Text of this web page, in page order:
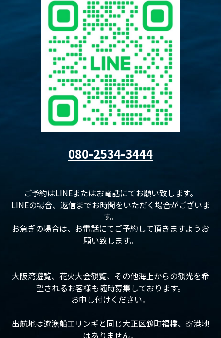
080-2534-3444
ご予約はLINEまたはお電話にてお願い致します。
LINEの場合、返信までお時間をいただく場合がございま
す。
お急ぎの場合は、お電話にてご予約して頂きますようお
願い致します。
大阪湾遊覧、花火大会観覧、その他海上からの観光を希
望されるお客様も随時募集しております。
お申し付けください。
出航地は遊漁船エリンギと同じ大正区鶴町福橋、寄港地
はありません。